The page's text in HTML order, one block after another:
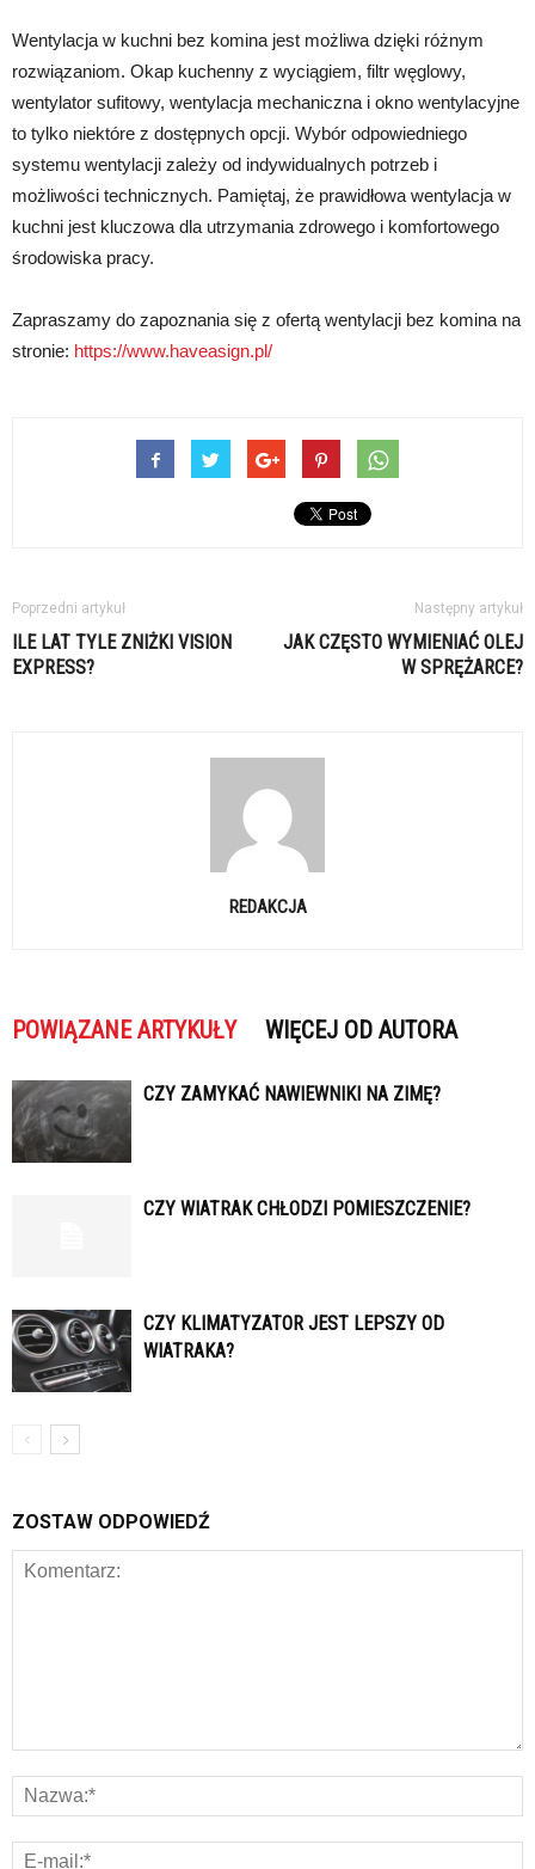
Wentylacja w kuchni bez komina jest możliwa dzięki różnym
rozwiązaniom. Okap kuchenny z wyciągiem, filtr węglowy,
wentylator sufitowy, wentylacja mechaniczna i okno wentylacyjne
to tylko niektóre z dostępnych opcji. Wybór odpowiedniego
systemu wentylacji zależy od indywidualnych potrzeb i
możliwości technicznych. Pamiętaj, że prawidłowa wentylacja w
kuchni jest kluczowa dla utrzymania zdrowego i komfortowego
środowiska pracy.
Zapraszamy do zapoznania się z ofertą wentylacji bez komina na
stronie: https://www.haveasign.pl/
Poprzedni artykuł
ILE LAT TYLE ZNIŻKI VISION
EXPRESS?
Następny artykuł
JAK CZĘSTO WYMIENIAĆ OLEJ
W SPRĘŻARCE?
REDAKCJA
POWIĄZANE ARTYKUŁY WIĘCEJ OD AUTORA
CZY ZAMYKAĆ NAWIEWNIKI NA ZIMĘ?
CZY WIATRAK CHŁODZI POMIESZCZENIE?
CZY KLIMATYZATOR JEST LEPSZY OD
WIATRAKA?
ZOSTAW ODPOWIEDŹ